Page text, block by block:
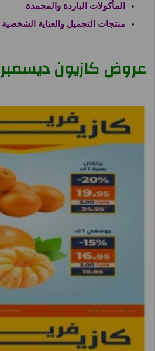
المأكولات الباردة والمجمدة
منتجات التجميل والعناية الشخصية
عروض كازيون ديسمبر 2025